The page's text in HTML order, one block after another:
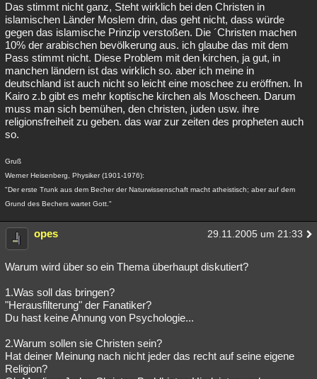
Das stimmt nicht ganz, Steht wirklich bei den Christen in
islamischen Länder Moslem drin, das geht nicht, dass würde
gegen das islamische Prinzip verstoßen. Die ´Christen machen
10% der arabischen bevölkerung aus. ich glaube das mit dem
Pass stimmt nicht. Diese Problem mit den kirchen, ja gut, in
manchen ländern ist das wirklich so. aber ich meine in
deutschland ist auch nicht so leicht eine moschee zu eröffnen. In
Kairo z.b gibt es mehr koptische kirchen als Moscheen. Darum
muss man sich bemühen, den christen, juden usw. ihre
religionsfreiheit zu geben. das war zur zeiten des propheten auch
so.
Gruß
Werner Heisenberg, Physiker (1901-1976):
"Der erste Trunk aus dem Becher der Naturwissenschaft macht atheistisch; aber auf dem
Grund des Bechers wartet Gott."
opes 29.11.2005 um 21:33
Warum wird über so ein Thema überhaupt diskutiert?
1.Was soll das bringen?
"Herausfilterung" der Fanatiker?
Du hast keine Ahnung von Psychologie...
2.Warum sollen sie Christen sein?
Hat deiner Meinung nach nicht jeder das recht auf seine eigene
Religion?